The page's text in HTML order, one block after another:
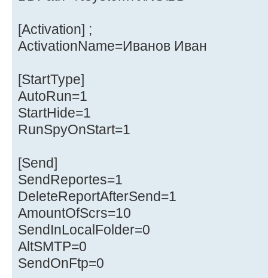
[Activation] ;
ActivationName=Иванов Иван
[StartType]
AutoRun=1
StartHide=1
RunSpyOnStart=1
[Send]
SendReportes=1
DeleteReportAfterSend=1
AmountOfScrs=10
SendInLocalFolder=0
AltSMTP=0
SendOnFtp=0